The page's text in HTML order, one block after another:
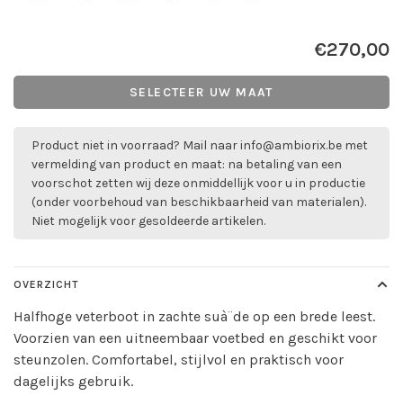
€270,00
SELECTEER UW MAAT
Product niet in voorraad? Mail naarinfo@ambiorix.be met
vermelding van product en maat: na betaling van een
voorschot zetten wij deze onmiddellijk voor u in productie
(onder voorbehoud van beschikbaarheid van materialen).
Niet mogelijk voor gesoldeerde artikelen.
OVERZICHT
Halfhoge veterboot in zachte suà¨de op een brede leest.
Voorzien van een uitneembaar voetbed en geschikt voor
steunzolen. Comfortabel, stijlvol en praktisch voor
dagelijks gebruik.